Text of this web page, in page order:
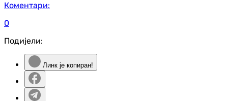
Коментари:
0
Подијели:
Линк је копиран!